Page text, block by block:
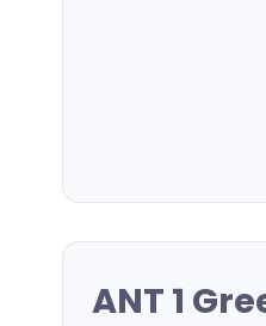
ANT 1